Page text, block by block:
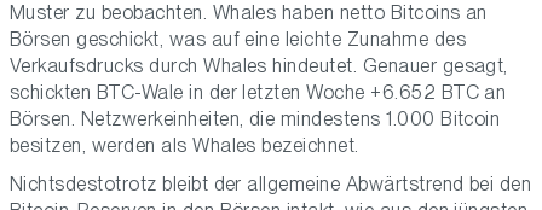
Muster zu beobachten. Whales haben netto Bitcoins an
Börsen geschickt, was auf eine leichte Zunahme des
Verkaufsdrucks durch Whales hindeutet. Genauer gesagt,
schickten BTC-Wale in der letzten Woche +6.652 BTC an
Börsen. Netzwerkeinheiten, die mindestens 1.000 Bitcoin
besitzen, werden als Whales bezeichnet.
Nichtsdestotrotz bleibt der allgemeine Abwärtstrend bei den